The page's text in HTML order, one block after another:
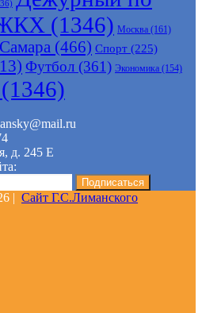
(1346) Москва (161)
Самара (466) Спорт (225)
Футбол (361) Экономика (154)
(1346)
д. 245 Е
| Сайт Г.С.Лиманского